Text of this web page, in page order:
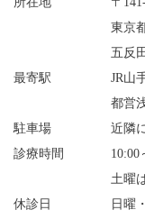
東京
五反
最寄駅
JR山
都営
駐車場
近隣
診療時間
10:00
土曜
休診日
日曜